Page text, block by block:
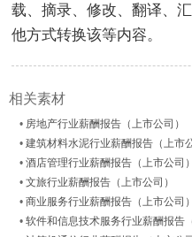
载、摘录、修改、翻译、
他方式转换该等内容。
相关素材
• 房地产行业薪酬报告（上市公司）
•建筑材料水泥行业薪酬报告（上市
•酒店管理行业薪酬报告（上市公司）
•文旅行业薪酬报告（上市公司）
•商业服务行业薪酬报告（上市公司）
•软件和信息技术服务行业薪酬报告